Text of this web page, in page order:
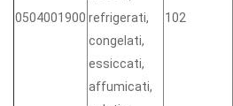
0504001900 refrigerati,
congelati,
essiccati,
affumicati,
102